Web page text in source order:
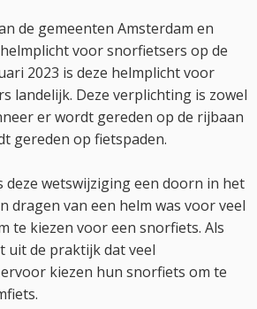
de gemeenten Amsterdam en
voor snorfietsers op de
2023 is deze helmplicht voor
landelijk. Deze verplichting is zowel
er wordt gereden op de rijbaan
gereden op fietspaden.
deze wetswijziging een doorn in het
dragen van een helm was voor veel
te kiezen voor een snorfiets. Als
uit de praktijk dat veel
kiezen hun snorfiets om te